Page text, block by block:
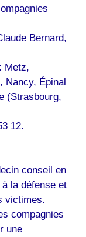
Bernard,
Metz,
Nancy, Épinal
(Strasbourg,
12.
conseil en
la défense et
victimes.
compagnies
une